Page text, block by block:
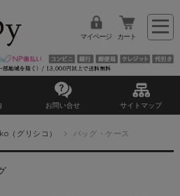
マイページ カート
お問い合せ サイトマップ
（グリシコ） バッグ・ケース